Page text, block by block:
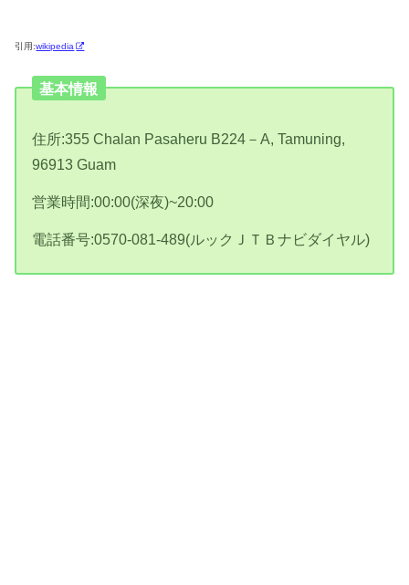
引用:wikipedia
基本情報
住所:355 Chalan Pasaheru B224－A, Tamuning,
96913 Guam
営業時間:00:00(深夜)~20:00
電話番号:0570-081-489(ルックＪＴＢナビダイヤル)